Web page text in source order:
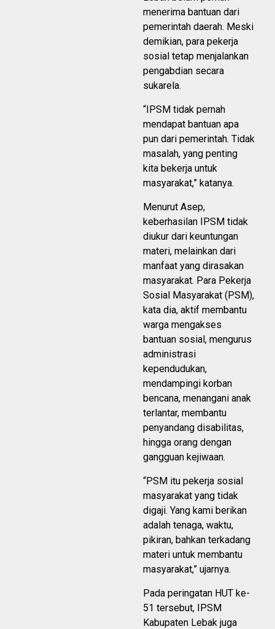
menerima bantuan dari
pemerintah daerah. Meski
demikian, para pekerja
sosial tetap menjalankan
pengabdian secara
sukarela.
“IPSM tidak pernah
mendapat bantuan apa
pun dari pemerintah. Tidak
masalah, yang penting
kita bekerja untuk
masyarakat,” katanya.
Menurut Asep,
keberhasilan IPSM tidak
diukur dari keuntungan
materi, melainkan dari
manfaat yang dirasakan
masyarakat. Para Pekerja
Sosial Masyarakat (PSM),
kata dia, aktif membantu
warga mengakses
bantuan sosial, mengurus
administrasi
kependudukan,
mendampingi korban
bencana, menangani anak
terlantar, membantu
penyandang disabilitas,
hingga orang dengan
gangguan kejiwaan.
“PSM itu pekerja sosial
masyarakat yang tidak
digaji. Yang kami berikan
adalah tenaga, waktu,
pikiran, bahkan terkadang
materi untuk membantu
masyarakat,” ujarnya.
Pada peringatan HUT ke-
51 tersebut, IPSM
Kabupaten Lebak juga